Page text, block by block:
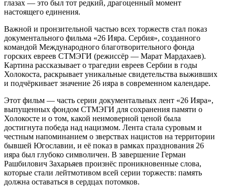
глазах — это был тот редкий, драгоценный момент
настоящего единения.
Важной и пронзительной частью всех торжеств стал показ
документального фильма «26 Ияра. Сербия», созданного
командой Международного благотворительного фонда
горских евреев СТМЭГИ (режиссёр — Марат Мардахаев).
Картина рассказывает о трагедии евреев Сербии в годы
Холокоста, раскрывает уникальные свидетельства выживших
и подчёркивает значение 26 ияра в современном календаре.
Этот фильм — часть серии документальных лент «26 Ияра»,
выпущенных фондом СТМЭГИ для сохранения памяти о
Холокосте и о том, какой неимоверной ценой была
достигнута победа над нацизмом. Лента стала суровым и
честным напоминанием о зверствах нацистов на территории
бывшей Югославии, и её показ в рамках празднования 26
ияра был глубоко символичен. В завершение Герман
Рашбилович Захарьяев произнёс проникновенные слова,
которые стали лейтмотивом всей серии торжеств: память
должна оставаться в сердцах потомков.